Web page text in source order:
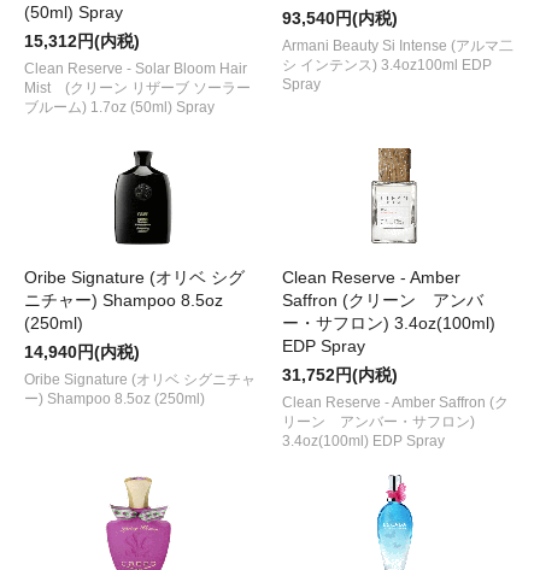
(50ml) Spray
15,312円(内税)
Clean Reserve - Solar Bloom Hair
Mist (クリーン リザーブ ソーラー
ブルーム) 1.7oz (50ml) Spray
93,540円(内税)
Armani Beauty Si Intense (アルマ二
シ インテンス) 3.4oz100ml EDP
Spray
Oribe Signature (オリベ シグ
ニチャー) Shampoo 8.5oz
(250ml)
14,940円(内税)
Oribe Signature (オリベ シグニチャ
ー) Shampoo 8.5oz (250ml)
Clean Reserve - Amber
Saffron (クリーン アンバ
ー・サフロン) 3.4oz(100ml)
EDP Spray
31,752円(内税)
Clean Reserve - Amber Saffron (ク
リーン アンバー・サフロン)
3.4oz(100ml) EDP Spray